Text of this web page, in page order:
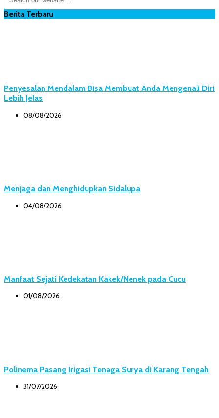
Berita Terbaru
Penyesalan Mendalam Bisa Membuat Anda Mengenali Diri
Lebih Jelas
08/08/2026
Menjaga dan Menghidupkan Sidalupa
04/08/2026
Manfaat Sejati Kedekatan Kakek/Nenek pada Cucu
01/08/2026
Polinema Pasang Irigasi Tenaga Surya di Karang Tengah
31/07/2026